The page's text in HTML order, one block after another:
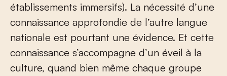
établissements immersifs). La nécessité d’une
connaissance approfondie de l’autre langue
nationale est pourtant une évidence. Et cette
connaissance s’accompagne d’un éveil à la
culture, quand bien même chaque groupe